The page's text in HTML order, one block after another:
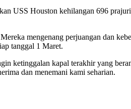
USS Houston kehilangan 696
mengenang perjuangan dan
tanggal 1 Maret.
ketinggalan kapal terakhir yang
dan menemani kami seharian.